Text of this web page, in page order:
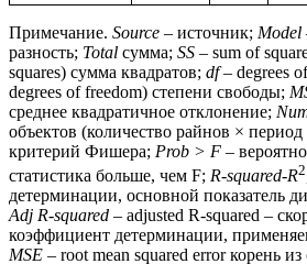
Примечание. Source – источник; Model
разность; Total сумма; SS – sum of
squares) сумма квадратов; df– degrees
degrees of freedom) степени свободы;
среднее квадратичное отклонение;
объектов (количество райнов ×
критерий Фишера; Prob > F –
статистика больше, чем F; R-squared-R2
детерминации, основной показатель
Adj R-squared – adjusted R-squared –
коэффициент детерминации,
MSE – root mean squared error корень